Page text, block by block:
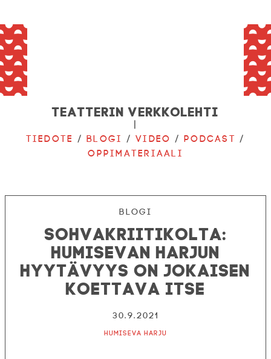
Teatterin verkkolehti
|
Tiedote /Blogi /Video /Podcast /
Oppimateriaali
Blogi
Sohvakriitikolta:
Humisevan harjun
hyytävyys on jokaisen
koettava itse
30.9.2021
Humiseva harju